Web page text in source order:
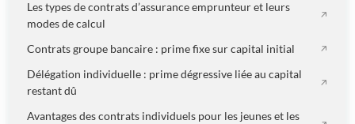
Les types de contrats d’assurance emprunteur et leurs
modes de calcul
Contrats groupe bancaire : prime fixe sur capital initial
Délégation individuelle : prime dégressive liée au capital
restant dû
Avantages des contrats individuels pour les jeunes et les